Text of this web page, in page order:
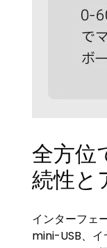
全方位
続性と
インターフェ
mini-USB、イ